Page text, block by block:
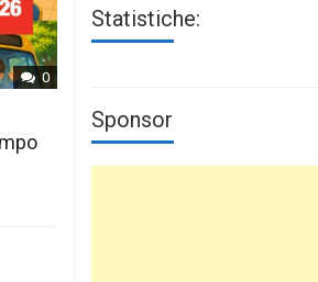
0
Statistiche:
Sponsor